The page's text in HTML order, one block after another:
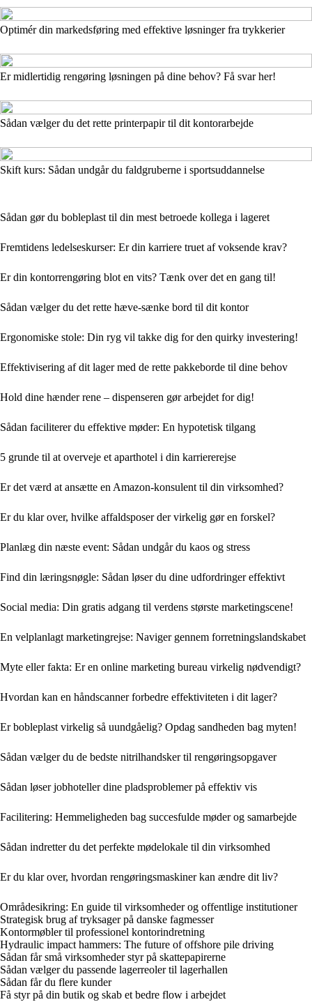
Optimér din markedsføring med effektive løsninger fra trykkerier
Er midlertidig rengøring løsningen på dine behov? Få svar her!
Sådan vælger du det rette printerpapir til dit kontorarbejde
Skift kurs: Sådan undgår du faldgruberne i sportsuddannelse
Sådan gør du bobleplast til din mest betroede kollega i lageret
Fremtidens ledelseskurser: Er din karriere truet af voksende krav?
Er din kontorrengøring blot en vits? Tænk over det en gang til!
Sådan vælger du det rette hæve-sænke bord til dit kontor
Ergonomiske stole: Din ryg vil takke dig for den quirky investering!
Effektivisering af dit lager med de rette pakkeborde til dine behov
Hold dine hænder rene – dispenseren gør arbejdet for dig!
Sådan faciliterer du effektive møder: En hypotetisk tilgang
5 grunde til at overveje et aparthotel i din karriererejse
Er det værd at ansætte en Amazon-konsulent til din virksomhed?
Er du klar over, hvilke affaldsposer der virkelig gør en forskel?
Planlæg din næste event: Sådan undgår du kaos og stress
Find din læringsnøgle: Sådan løser du dine udfordringer effektivt
Social media: Din gratis adgang til verdens største marketingscene!
En velplanlagt marketingrejse: Naviger gennem forretningslandskabet
Myte eller fakta: Er en online marketing bureau virkelig nødvendigt?
Hvordan kan en håndscanner forbedre effektiviteten i dit lager?
Er bobleplast virkelig så uundgåelig? Opdag sandheden bag myten!
Sådan vælger du de bedste nitrilhandsker til rengøringsopgaver
Sådan løser jobhoteller dine pladsproblemer på effektiv vis
Facilitering: Hemmeligheden bag succesfulde møder og samarbejde
Sådan indretter du det perfekte mødelokale til din virksomhed
Er du klar over, hvordan rengøringsmaskiner kan ændre dit liv?
Områdesikring: En guide til virksomheder og offentlige institutioner
Strategisk brug af tryksager på danske fagmesser
Kontormøbler til professionel kontorindretning
Hydraulic impact hammers: The future of offshore pile driving
Sådan får små virksomheder styr på skattepapirerne
Sådan vælger du passende lagerreoler til lagerhallen
Sådan får du flere kunder
Få styr på din butik og skab et bedre flow i arbejdet